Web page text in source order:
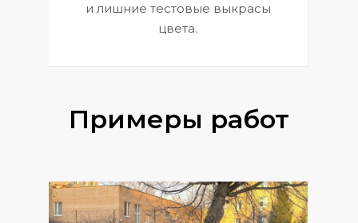
и лишние тестовые выкрасы
цвета.
Примеры работ